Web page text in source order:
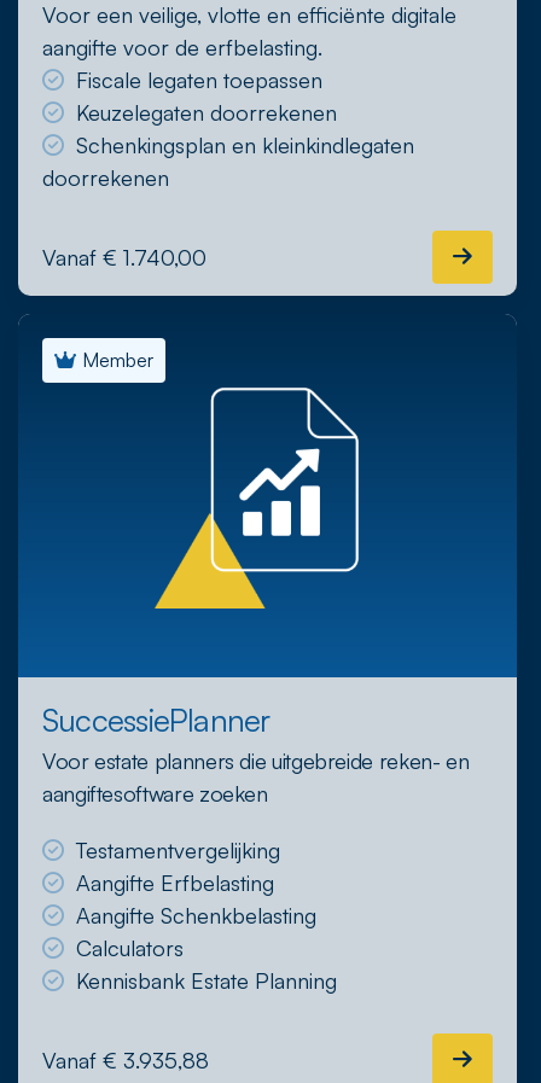
Voor een veilige, vlotte en efficiënte digitale
aangifte voor de erfbelasting.
Fiscale legaten toepassen
Keuzelegaten doorrekenen
Schenkingsplan en kleinkindlegaten
doorrekenen
Vanaf € 1.740,00
Member
SuccessiePlanner
Voor estate planners die uitgebreide reken- en
aangiftesoftware zoeken
Testamentvergelijking
Aangifte Erfbelasting
Aangifte Schenkbelasting
Calculators
Kennisbank Estate Planning
Vanaf € 3.935,88